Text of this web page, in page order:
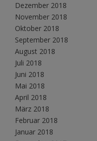
Dezember 2018
November 2018
Oktober 2018
September 2018
August 2018
Juli 2018
Juni 2018
Mai 2018
April 2018
März 2018
Februar 2018
Januar 2018